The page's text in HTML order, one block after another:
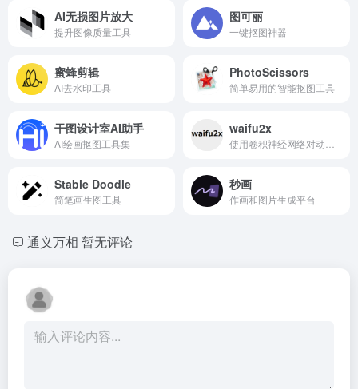
AI无损图片放大
提升图像质量工具
图可丽
一键抠图神器
蜜蜂剪辑
AI去水印工具
PhotoScissors
简单易用的智能抠图工具
干图设计室AI助手
AI绘画抠图工具集
waifu2x
Stable Doodle
简笔画生图工具
秒画
作画和图片生成平台
通义万相 暂无评论